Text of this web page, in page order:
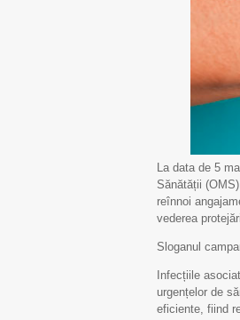
La data de 5
Sănătății
reînnoi
vederea
Sloganul
Infecțiile
urgențelor de
eficiente, fiind